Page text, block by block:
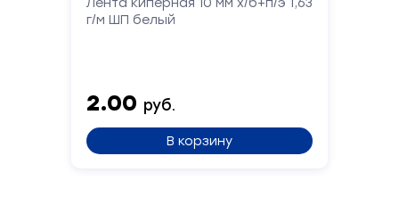
Лента киперная 10 мм х/б+п/э 1,63
г/м ШП белый
2.00 руб.
В корзину